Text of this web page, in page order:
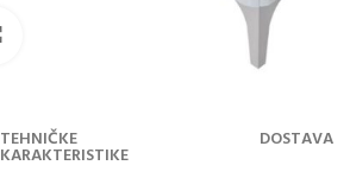
TEHNIČKE
KARAKTERISTIKE
DOSTAVA